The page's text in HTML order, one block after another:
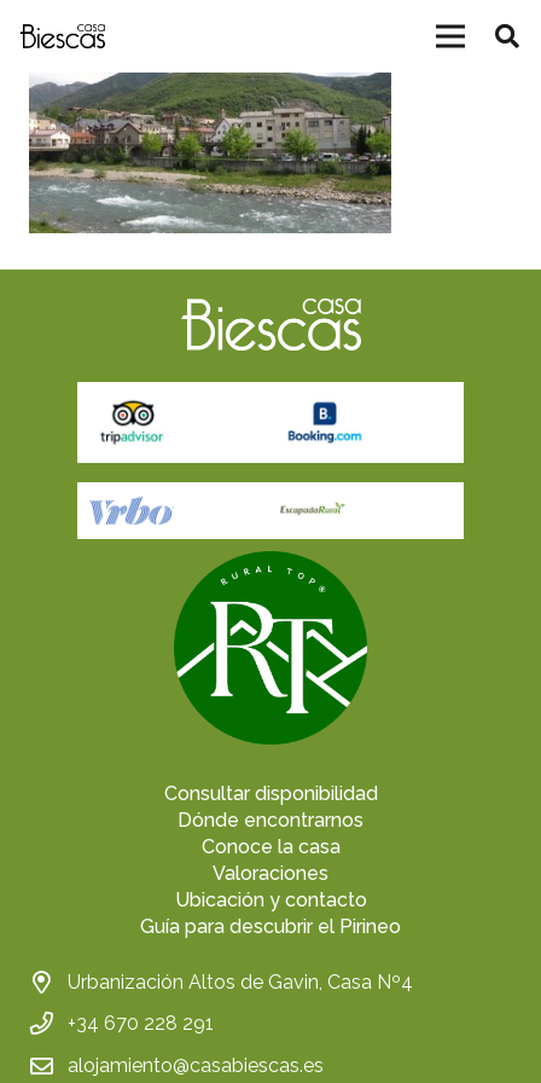
Consultar disponibilidad
Dónde encontrarnos
Conoce la casa
Valoraciones
Ubicación y contacto
Guía para descubrir el Pirineo
Urbanización Altos de Gavin, Casa Nº4
+34 670 228 291
alojamiento@casabiescas.es